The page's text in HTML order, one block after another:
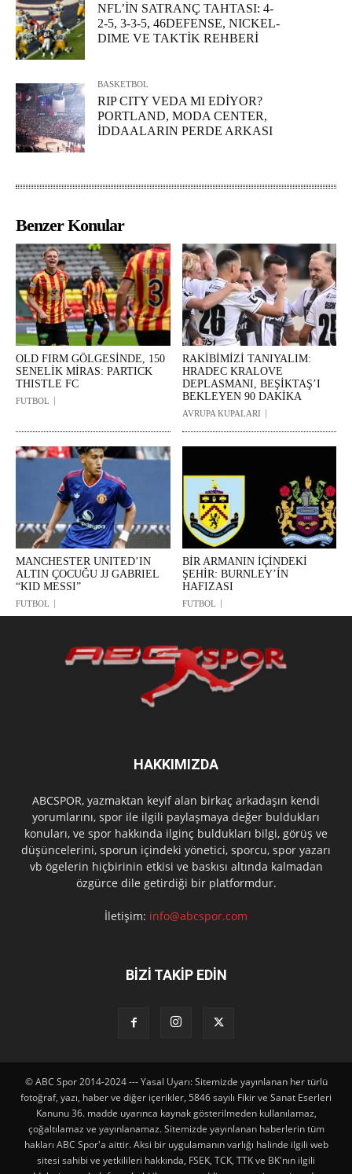
NFL’İN SATRANÇ TAHTASI: 4-
2-5, 3-3-5, 46DEFENSE, NICKEL-
DIME VE TAKTİK REHBERİ
BASKETBOL
RIP CITY VEDA MI EDİYOR?
PORTLAND, MODA CENTER,
İDDAALARIN PERDE ARKASI
Benzer Konular
OLD FIRM GÖLGESİNDE, 150
SENELİK MİRAS: PARTICK
THISTLE FC
FUTBOL
RAKİBİMİZİ TANIYALIM:
HRADEC KRALOVE
DEPLASMANI, BEŞİKTAŞ’I
BEKLEYEN 90 DAKİKA
AVRUPA KUPALARI
MANCHESTER UNITED’IN
ALTIN ÇOCUĞU JJ GABRIEL
“KID MESSI”
FUTBOL
BİR ARMANIN İÇİNDEKİ
ŞEHİR: BURNLEY’ÍN
HAFIZASI
FUTBOL
HAKKIMIZDA
ABCSPOR, yazmaktan keyif alan birkaç arkadaşın kendi
yorumlarını, spor ile ilgili paylaşmaya değer buldukları
konuları, ve spor hakkında ilginç buldukları bilgi, görüş ve
düşüncelerini, sporun içindeki yönetici, sporcu, spor yazarı
vb ögelerin hiçbirinin etkisi ve baskısı altında kalmadan
özgürce dile getirdiği bir platformdur.
İletişim: info@abcspor.com
BİZİ TAKİP EDİN
© ABC Spor 2014-2024 --- Yasal Uyarı: Sitemizde yayınlanan her türlü
fotoğraf, yazı, haber ve diğer içerikler, 5846 sayılı Fikir ve Sanat Eserleri
Kanunu 36. madde uyarınca kaynak gösterilmeden kullanılamaz,
çoğaltılamaz ve yayınlanamaz. Sitemizde yayınlanan haberlerin tüm
hakları ABC Spor'a aittir. Aksi bir uygulamanın varlığı halinde ilgili web
sitesi sahibi ve yetkilileri hakkında, FSEK, TCK, TTK ve BK'nın ilgili